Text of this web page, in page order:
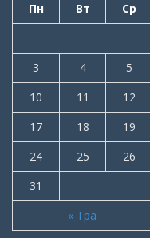
Пн Вт Ср
« Тра
3
4 5
10
11 12
17
18 19
24
25 26
31